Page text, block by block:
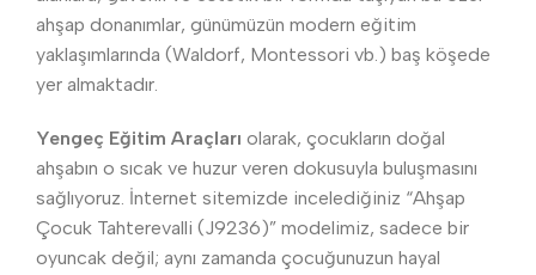
ahşap donanımlar, günümüzün modern eğitim
yaklaşımlarında (Waldorf, Montessori vb.) baş köşede
yer almaktadır.
Yengeç Eğitim Araçları olarak, çocukların doğal
ahşabın o sıcak ve huzur veren dokusuyla buluşmasını
sağlıyoruz. İnternet sitemizde incelediğiniz “Ahşap
Çocuk Tahterevalli (J9236)” modelimiz, sadece bir
oyuncak değil; aynı zamanda çocuğunuzun hayal